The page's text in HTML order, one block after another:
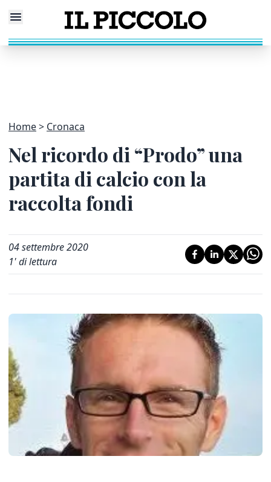
Home Cronaca
Nel ricordo di “Prodo” una
partita di calcio con la
raccolta fondi
04 settembre 2020
1' di lettura